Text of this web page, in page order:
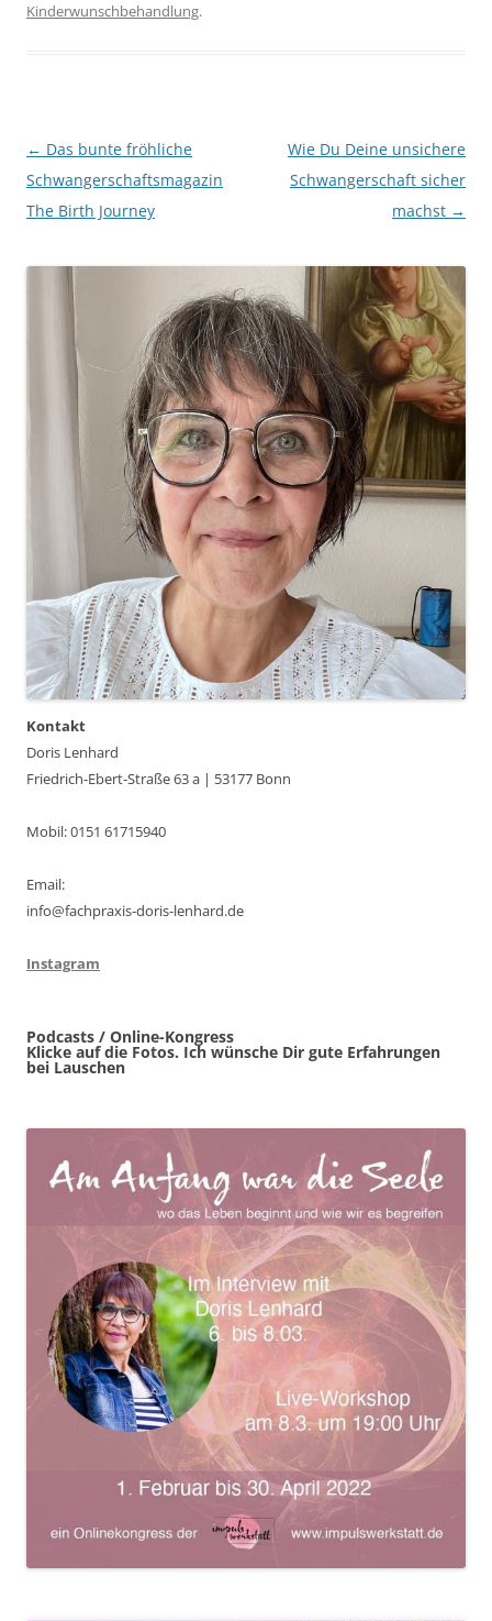
Kinderwunschbehandlung.
Beitragsnavigation
← Das bunte fröhliche
Schwangerschaftsmagazin
The Birth Journey
Wie Du Deine unsichere
Schwangerschaft sicher
machst →
Kontakt
Doris Lenhard
Friedrich-Ebert-Straße 63 a | 53177 Bonn
Mobil: 0151 61715940
Email:
info@fachpraxis-doris-lenhard.de
Instagram
Podcasts / Online-Kongress
Klicke auf die Fotos. Ich wünsche Dir gute Erfahrungen
bei Lauschen